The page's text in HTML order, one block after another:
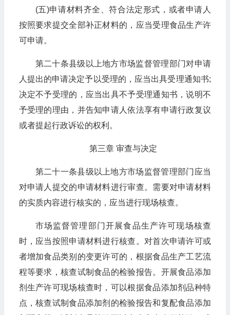
(五)申请材料齐全、符合法定形式，或者申请人
按照要求提交全部补正材料的，应当受理食品生产许
可申请。
第二十条县级以上地方市场监督管理部门对申请
人提出的申请决定予以受理的，应当出具受理通知书;
决定不予受理的，应当出具不予受理通知书，说明不
予受理的理由，并告知申请人依法享有申请行政复议
或者提起行政诉讼的权利。
第三章 审查与决定
第二十一条县级以上地方市场监督管理部门应当
对申请人提交的申请材料进行审查。需要对申请材料
的实质内容进行核实的，应当进行现场核查。
市场监督管理部门开展食品生产许可现场核查
时，应当按照申请材料进行核查。对首次申请许可或
者增加食品类别的变更许可的，根据食品生产工艺流
程等要求，核查试制食品的检验报告。开展食品添加
剂生产许可现场核查时，可以根据食品添加剂品种特
点，核查试制食品添加剂的检验报告和复配食品添加